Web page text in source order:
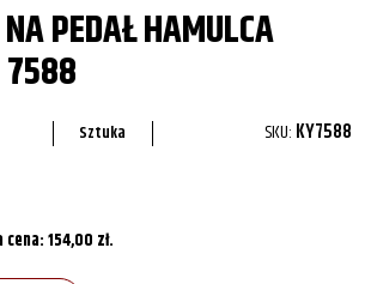
PEDAŁ HAMULCA
7588
Sztuka SKU: KY7588
cena:154,00 zł.